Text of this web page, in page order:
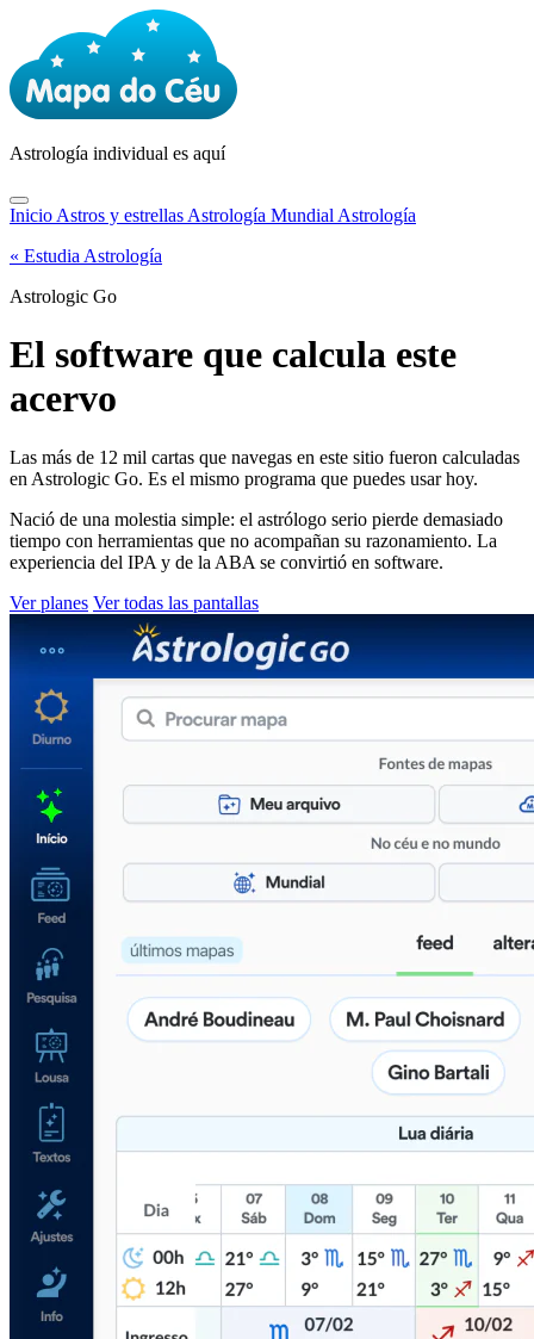
Astrología individual es aquí
Inicio Astros y estrellas Astrología Mundial Astrología
« Estudia Astrología
Astrologic Go
El software que calcula este
acervo
Las más de 12 mil cartas que navegas en este sitio fueron calculadas
en Astrologic Go. Es el mismo programa que puedes usar hoy.
Nació de una molestia simple: el astrólogo serio pierde demasiado
tiempo con herramientas que no acompañan su razonamiento. La
experiencia del IPA y de la ABA se convirtió en software.
Ver planes Ver todas las pantallas